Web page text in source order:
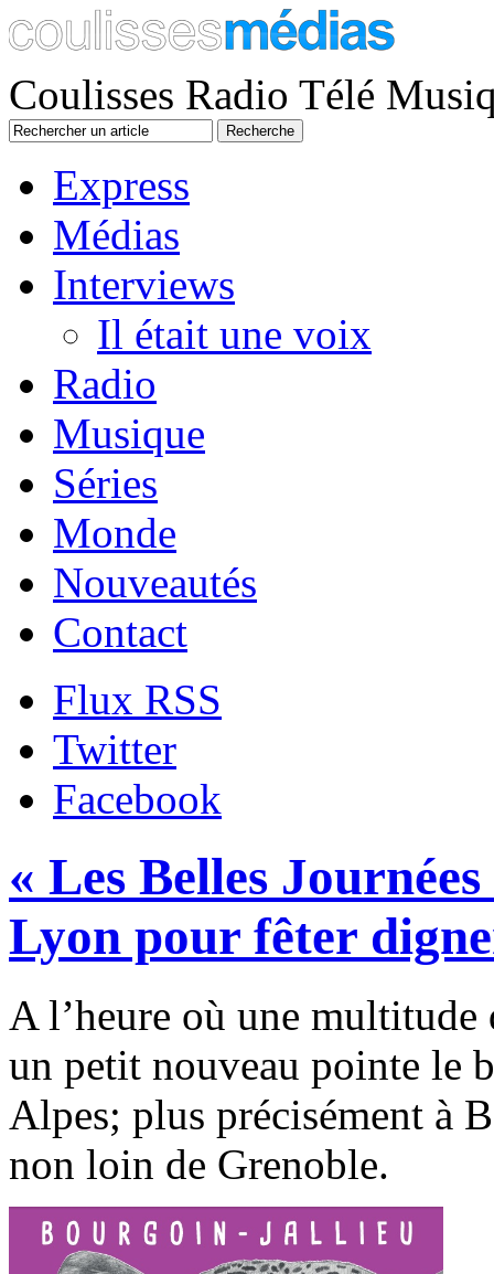
Coulisses Radio Télé
Express
Médias
Interviews
Il était une voix
Radio
Musique
Séries
Monde
Nouveautés
Contact
Flux RSS
Twitter
Facebook
« Les Belles
Lyon pour fêter
A l’heure où une
un petit nouveau pointe le
Alpes; plus précisément à
non loin de Grenoble.